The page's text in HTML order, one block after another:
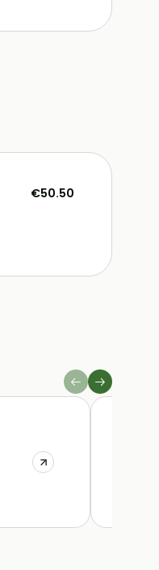
€50.50